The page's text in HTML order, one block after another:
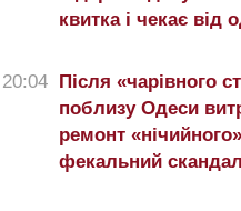
квитка і чекає від
20:04 Після «чарівного
поблизу Одеси
ремонт
фекальний скандал